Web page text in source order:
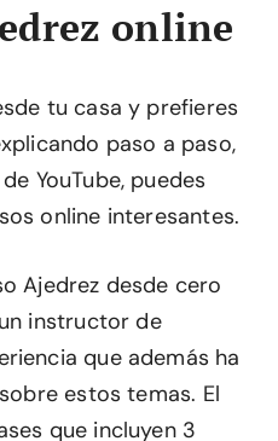
online
tu casa y prefieres
paso a paso,
YouTube, puedes
online interesantes.
Ajedrez desde cero
instructor de
que además ha
estos temas. El
que incluyen 3